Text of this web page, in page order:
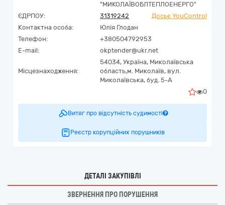
"МИКОЛАЇВОБЛТЕПЛОЕНЕРГО"
ЄДРПОУ:
31319242
Досьє YouControl
Контактна особа:
Юлія Глодан
Телефон:
+380504792953
E-mail:
okptender@ukr.net
Місцезнаходження:
54034, Україна, Миколаївська
область,м. Миколаїв, вул.
Миколаївська, буд. 5-А
0
Витяг про відсутність судимості
Реєстр корупційних порушників
ДЕТАЛІ ЗАКУПІВЛІ
ЗВЕРНЕННЯ ПРО ПОРУШЕННЯ